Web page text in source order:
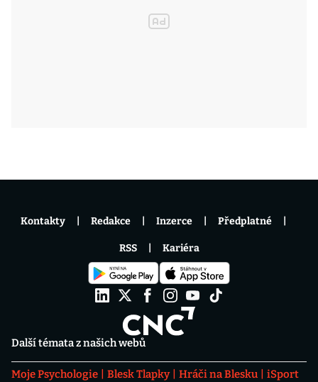
Další témata z našich webů
Moje Psychologie Blesk Tlapky Hráči na Blesku
iSport
Kontakty Redakce Inzerce Předplatné
RSS Kariéra